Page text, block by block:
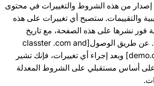
إصدار من هذه الشروط والتغييرات في محتوى
والتقييمات. ستصبح أي تغييرات على هذه
فور نشرها على هذه الصفحة، مع تاريخ
سريان محدث. عن طريق الوصول[classter .com and
demo.classter.com] وبعد إجراء أي تغييرات، فإنك تشير
أساس مستقبلي على الشروط المعدلة